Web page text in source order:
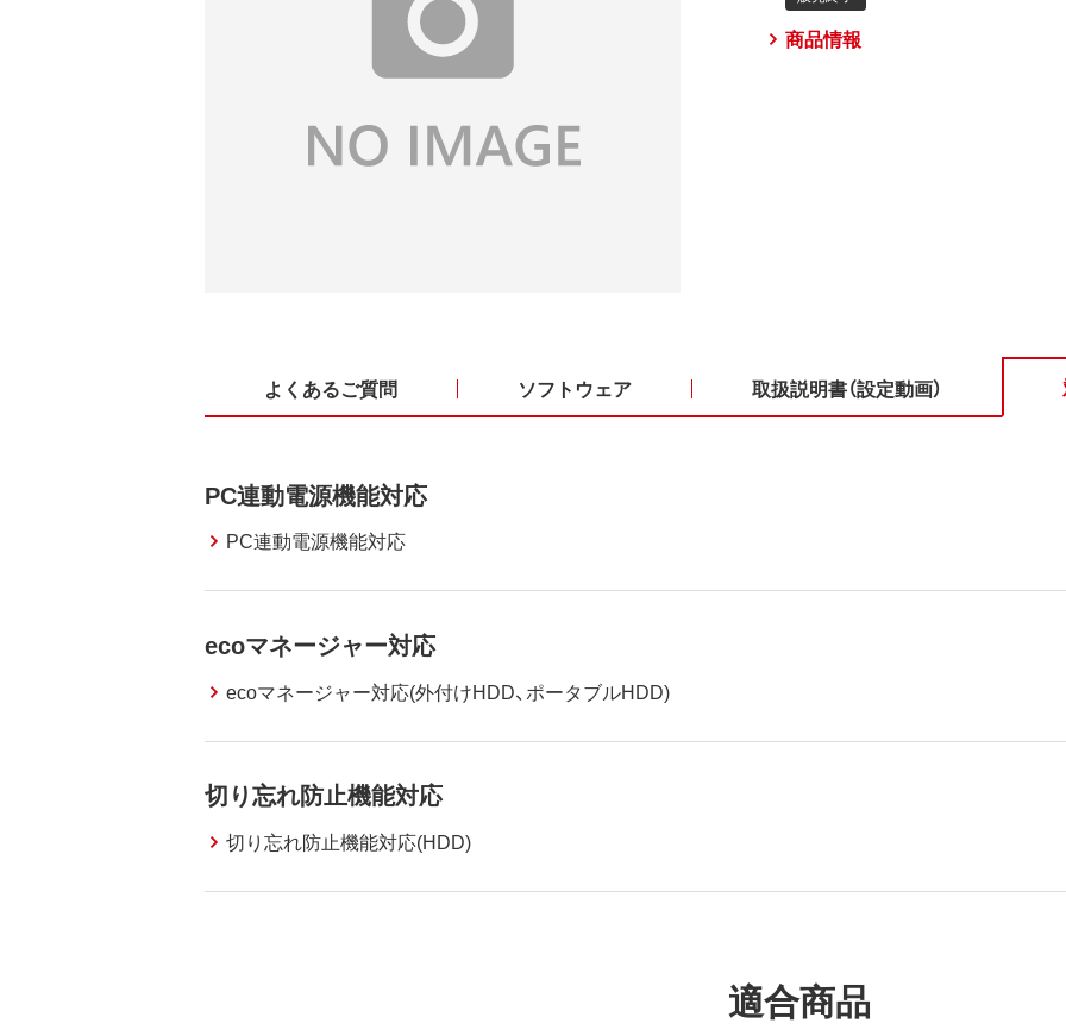
商品情報
よくあるご質問 ソフトウェア 取扱説明書（設定動画）
PC連動電源機能対応
PC連動電源機能対応
ecoマネージャー対応
ecoマネージャー対応(外付けHDD、ポータブルHDD)
切り忘れ防止機能対応
切り忘れ防止機能対応(HDD)
適合商品